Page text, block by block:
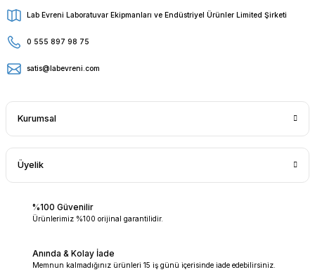
Lab Evreni Laboratuvar Ekipmanları ve Endüstriyel Ürünler Limited Şirketi
0 555 897 98 75
satis@labevreni.com
Kurumsal
Üyelik
%100 Güvenilir
Ürünlerimiz %100 orijinal garantilidir.
Anında & Kolay İade
Memnun kalmadığınız ürünleri 15 iş günü içerisinde iade edebilirsiniz.